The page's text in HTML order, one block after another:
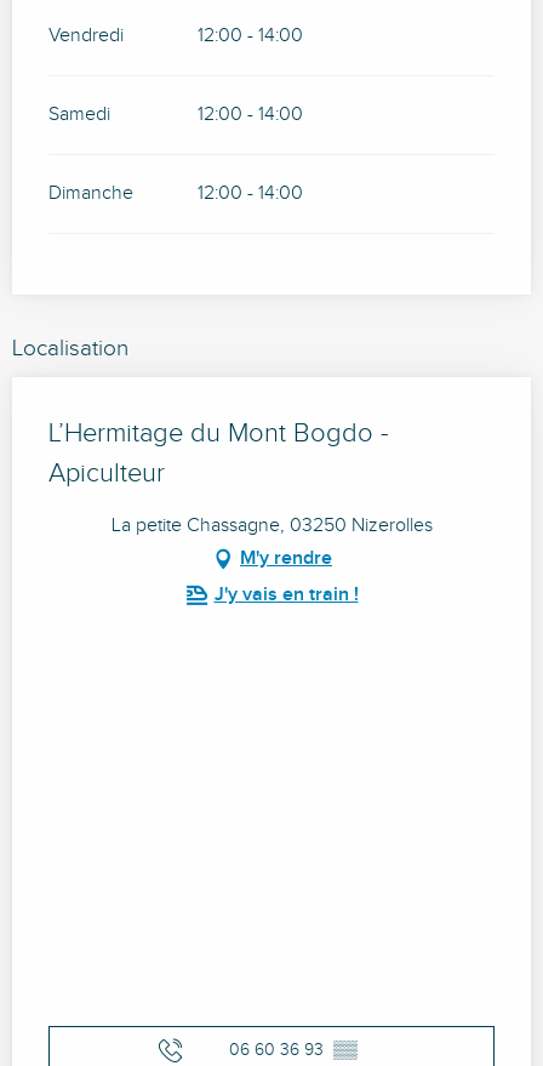
Vendredi 12:00 - 14:00
Samedi 12:00 - 14:00
Dimanche 12:00 - 14:00
Localisation
L’Hermitage du Mont Bogdo -
Apiculteur
La petite Chassagne, 03250 Nizerolles
M'y rendre
J'y vais en train !
06 60 36 93 ▒▒